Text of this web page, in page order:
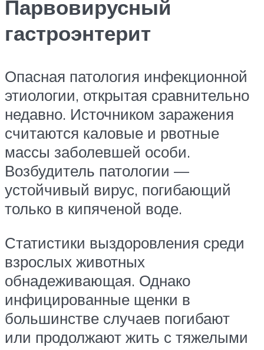
Парвовирусный
гастроэнтерит
Опасная патология инфекционной
этиологии, открытая сравнительно
недавно. Источником заражения
считаются каловые и рвотные
массы заболевшей особи.
Возбудитель патологии —
устойчивый вирус, погибающий
только в кипяченой воде.
Статистики выздоровления среди
взрослых животных
обнадеживающая. Однако
инфицированные щенки в
большинстве случаев погибают
или продолжают жить с тяжелыми